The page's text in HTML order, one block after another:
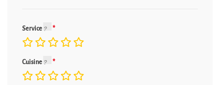
Service
Cuisine